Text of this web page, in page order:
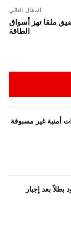
المقال التالي
ملقا تهز أسواق
الطاقة
أمنية غير مسبوقة
بعد إجبار